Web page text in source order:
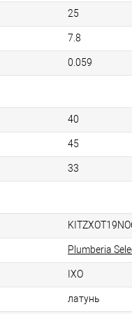
25
7.8
0.059
40
45
33
Plumberia
IXO
латунь